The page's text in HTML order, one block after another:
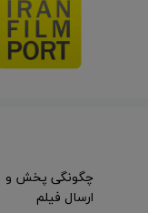
چگونگی پخش و
ارسال فیلم